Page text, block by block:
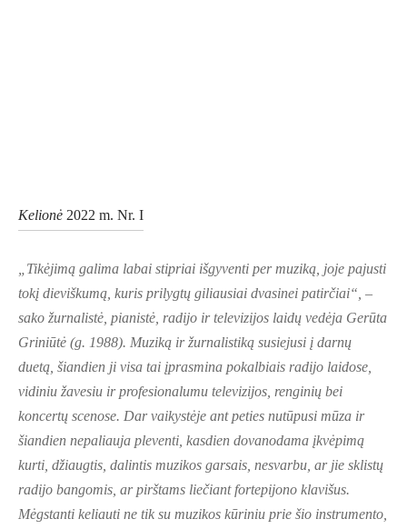
Kelionė 2022 m. Nr. I
„Tikėjimą galima labai stipriai išgyventi per muziką, joje pajusti
tokį dieviškumą, kuris prilygtų giliausiai dvasinei patirčiai“, –
sako žurnalistė, pianistė, radijo ir televizijos laidų vedėja Gerūta
Griniūtė (g. 1988). Muziką ir žurnalistiką susiejusi į darnų
duetą, šiandien ji visa tai įprasmina pokalbiais radijo laidose,
vidiniu žavesiu ir profesionalumu televizijos, renginių bei
koncertų scenose. Dar vaikystėje ant peties nutūpusi mūza ir
šiandien nepaliauja pleventi, kasdien dovanodama įkvėpimą
kurti, džiaugtis, dalintis muzikos garsais, nesvarbu, ar jie sklistų
radijo bangomis, ar pirštams liečiant fortepijono klavišus.
Mėgstanti keliauti ne tik su muzikos kūriniu prie šio instrumento,